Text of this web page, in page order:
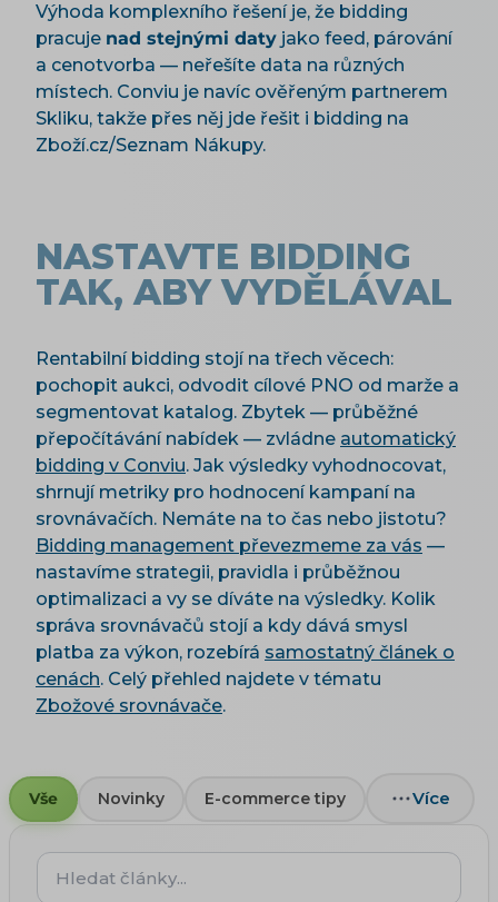
Výhoda komplexního řešení je, že bidding
pracuje nad stejnými daty jako feed, párování
a cenotvorba — neřešíte data na různých
místech. Conviu je navíc ověřeným partnerem
Skliku, takže přes něj jde řešit i bidding na
Zboží.cz/Seznam Nákupy.
NASTAVTE BIDDING
TAK, ABY VYDĚLÁVAL
Rentabilní bidding stojí na třech věcech:
pochopit aukci, odvodit cílové PNO od marže a
segmentovat katalog. Zbytek — průběžné
přepočítávání nabídek — zvládne automatický
bidding v Conviu. Jak výsledky vyhodnocovat,
shrnují metriky pro hodnocení kampaní na
srovnávačích. Nemáte na to čas nebo jistotu?
Bidding management převezmeme za vás —
nastavíme strategii, pravidla i průběžnou
optimalizaci a vy se díváte na výsledky. Kolik
správa srovnávačů stojí a kdy dává smysl
platba za výkon, rozebírá samostatný článek o
cenách. Celý přehled najdete v tématu
Zbožové srovnávače.
Vše Novinky E-commerce tipy Více
Hledat
články...